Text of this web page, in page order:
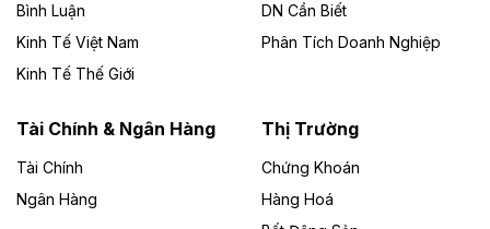
Theo vietnamfinance.vn
Đức Long Gia Lai mở rộng ‘hệ sinh thái’
Lai
Bốn doanh nghiệp có sự góp vốn của Công ty Cổ
phần Tập đoàn Đức Long Gia Lai (HoSE: DLG) được
Bình Luận
Kinh Tế Việt Nam
Kinh Tế Thế Giới
DN Cần Biết
Phân Tích Doanh Nghiệp
Tài Chính & Ngân Hàng
Tài Chính
Ngân Hàng
Thị Trường
Chứng Khoán
Hàng Hoá